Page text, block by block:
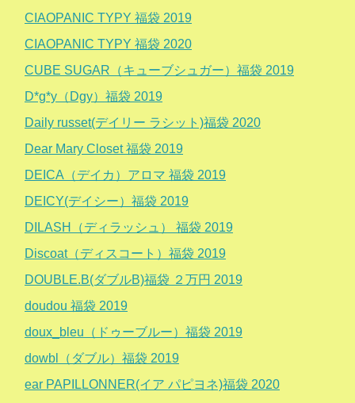
CIAOPANIC TYPY 福袋 2019
CIAOPANIC TYPY 福袋 2020
CUBE SUGAR（キューブシュガー）福袋 2019
D*g*y（Dgy）福袋 2019
Daily russet(デイリー ラシット)福袋 2020
Dear Mary Closet 福袋 2019
DEICA（デイカ）アロマ 福袋 2019
DEICY(デイシー）福袋 2019
DILASH（ディラッシュ） 福袋 2019
Discoat（ディスコート）福袋 2019
DOUBLE.B(ダブルB)福袋 ２万円 2019
doudou 福袋 2019
doux_bleu（ドゥーブルー）福袋 2019
dowbl（ダブル）福袋 2019
ear PAPILLONNER(イア パピヨネ)福袋 2020